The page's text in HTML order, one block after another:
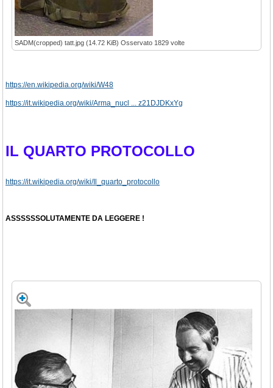
SADM(cropped) tatt.jpg (14.72 KiB) Osservato 1829 volte
https://en.wikipedia.org/wiki/W48
https://it.wikipedia.org/wiki/Arma_nucl ... z21DJDKxYg
IL QUARTO PROTOCOLLO
https://it.wikipedia.org/wiki/Il_quarto_protocollo
ASSSSSSOLUTAMENTE DA LEGGERE !